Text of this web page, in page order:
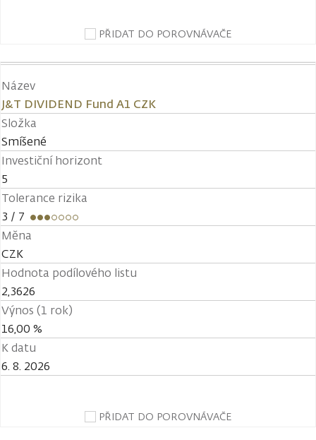
PŘIDAT DO POROVNÁVAČE
Název
J&T DIVIDEND Fund A1 CZK
Složka
Smíšené
Investiční horizont
5
Tolerance rizika
3 / 7
Měna
CZK
Hodnota podílového listu
2,3626
Výnos (1 rok)
16,00 %
K datu
6. 8. 2026
PŘIDAT DO POROVNÁVAČE